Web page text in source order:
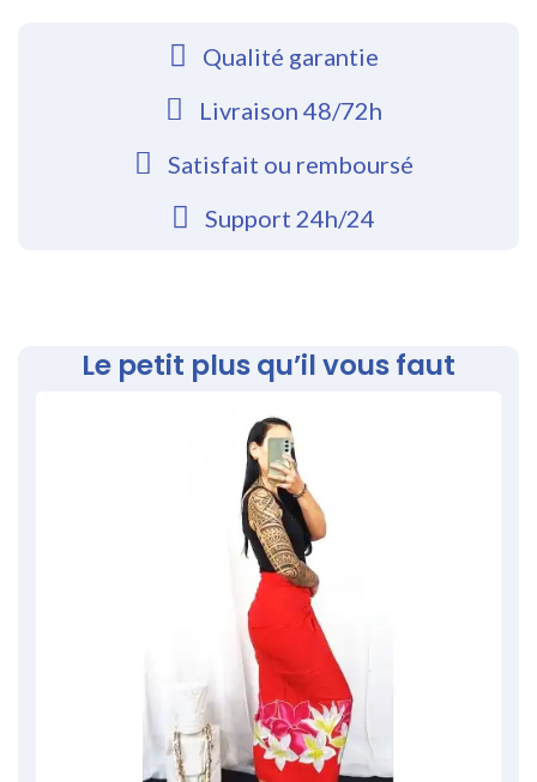
Qualité garantie
Livraison 48/72h
Satisfait ou remboursé
Support 24h/24
Le petit plus qu’il vous faut